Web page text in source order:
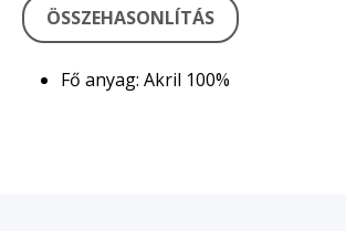
ÖSSZEHASONLÍTÁS
Fő anyag: Akril 100%